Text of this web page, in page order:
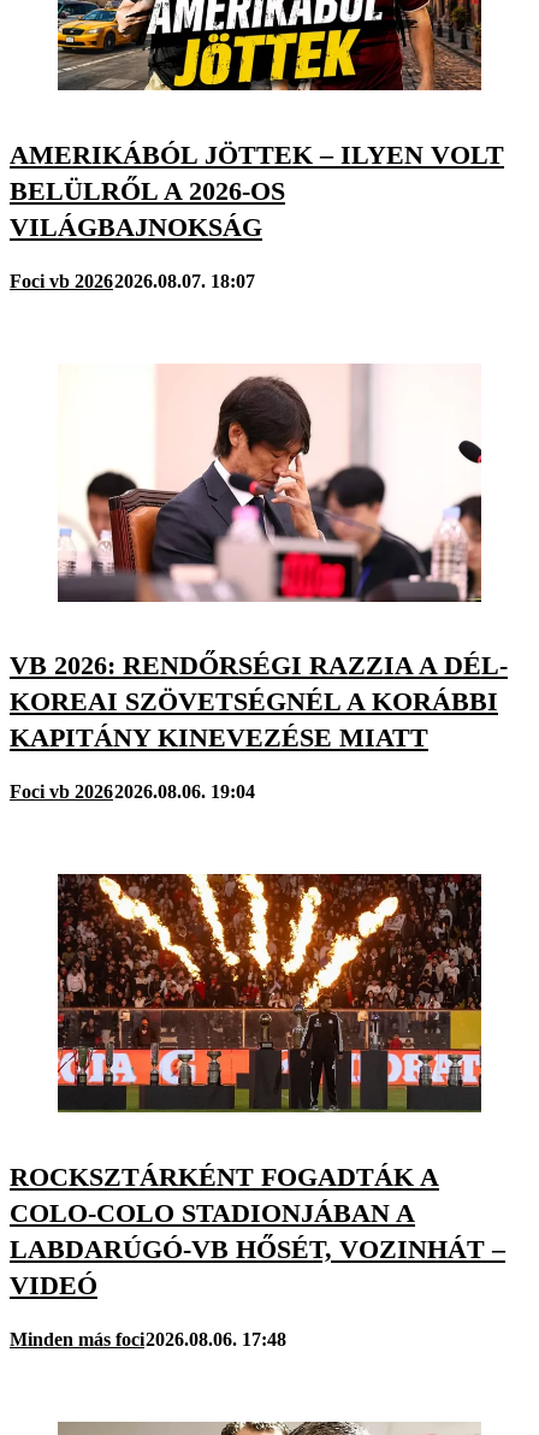
AMERIKÁBÓL JÖTTEK – ILYEN VOLT
BELÜLRŐL A 2026-OS
VILÁGBAJNOKSÁG
Foci vb 20262026.08.07. 18:07
VB 2026: RENDŐRSÉGI RAZZIA A DÉL-
KOREAI SZÖVETSÉGNÉL A KORÁBBI
KAPITÁNY KINEVEZÉSE MIATT
Foci vb 20262026.08.06. 19:04
ROCKSZTÁRKÉNT FOGADTÁK A
COLO-COLO STADIONJÁBAN A
LABDARÚGÓ-VB HŐSÉT, VOZINHÁT –
VIDEÓ
Minden más foci2026.08.06. 17:48